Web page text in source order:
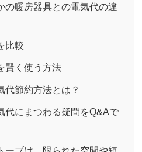
の暖房器具との電気代の違
比較
賢く使う方法
代節約方法とは？
代にまつわる疑問をQ&Aで